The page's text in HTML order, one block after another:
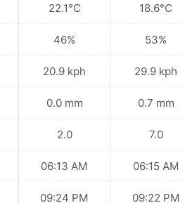
22.1°C
46%
20.9 kph
0.0 mm
2.0
06:13 AM
09:24 PM
18.6°C
53%
29.9 kph
0.7 mm
7.0
06:15 AM
09:22 PM